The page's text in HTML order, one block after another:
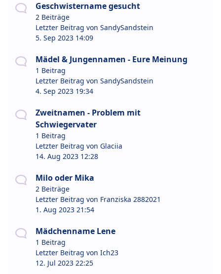
Geschwistername gesucht
2 Beiträge
Letzter Beitrag von SandySandstein
5. Sep 2023 14:09
Mädel & Jungennamen - Eure Meinung
1 Beitrag
Letzter Beitrag von SandySandstein
4. Sep 2023 19:34
Zweitnamen - Problem mit
Schwiegervater
1 Beitrag
Letzter Beitrag von Glaciia
14. Aug 2023 12:28
Milo oder Mika
2 Beiträge
Letzter Beitrag von Franziska 2882021
1. Aug 2023 21:54
Mädchenname Lene
1 Beitrag
Letzter Beitrag von Ich23
12. Jul 2023 22:25